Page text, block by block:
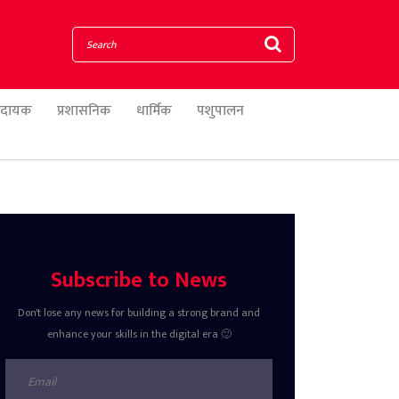
प्रशासनिक धार्मिक
पशुपालन
Subscribe to News
Don't lose any news for building a strong brand and
enhance your skills in the digital era 🙂